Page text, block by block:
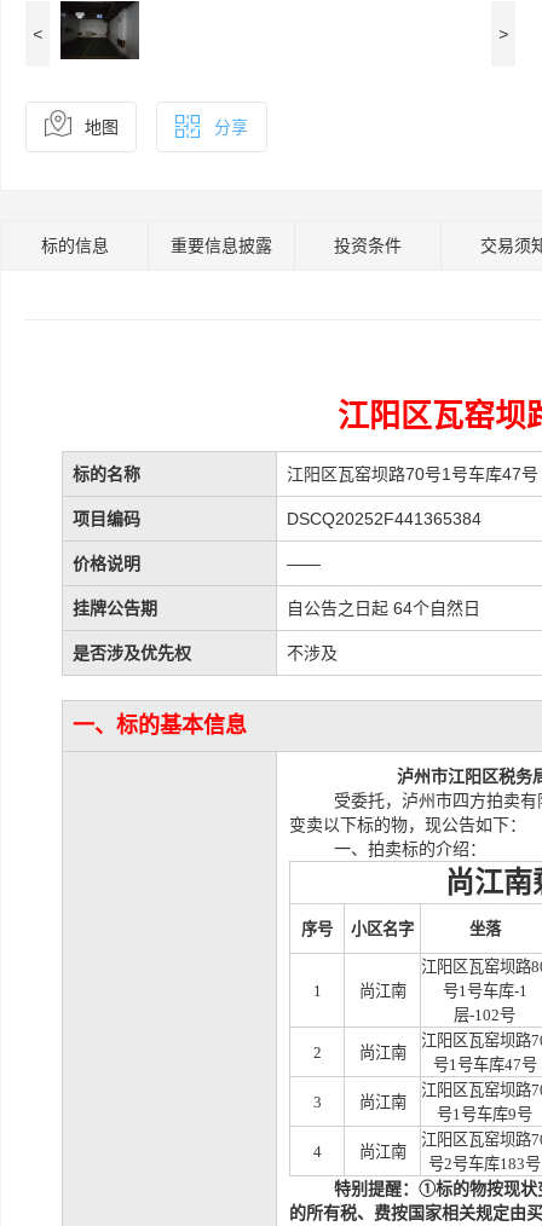
< >
地图 分享
标的信息 重要信息披露 投资条件 交易须
江阳区瓦窑坝
标的名称 江阳区瓦窑坝路70号1号车库47号
项目编码 DSCQ20252F441365384
价格说明 ——
挂牌公告期 自公告之日起 64个自然日
是否涉及优先权 不涉及
一、标的基本信息
泸州市江阳区税务
受委托，泸州市四方拍卖有
变卖以下标的物，现公告如下：
一、拍卖标的介绍：
尚江
序号 小区名字 坐落
1 尚江南
江阳区瓦窑坝路
号1号车库-1
层-102号
2 尚江南
江阳区瓦窑坝路
号1号车库47号
3 尚江南
江阳区瓦窑坝路
号1号车库9号
4 尚江南
江阳区瓦窑坝路
号2号车库183号
特别提醒：①标的物按现状
的所有税、费按国家相关规定由